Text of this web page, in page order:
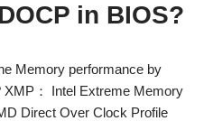
in BIOS?
Memory performance by
： Intel Extreme Memory
Direct Over Clock Profile